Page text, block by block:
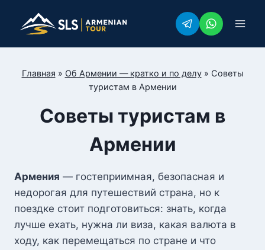
Главная » Об Армении — кратко и по делу» Советы
туристам в Армении
Советы туристам в
Армении
Армения — гостеприимная, безопасная и
недорогая для путешествий страна, но к
поездке стоит подготовиться: знать, когда
лучше ехать, нужна ли виза, какая валюта в
ходу, как перемещаться по стране и что